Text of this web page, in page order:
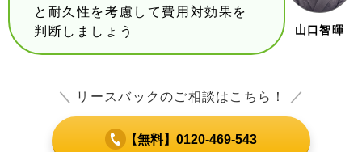
山口智暉
と耐久性を考慮して費用対効果を
判断しましょう
＼ リースバックのご相談はこちら！ ／
【無料】0120-469-543